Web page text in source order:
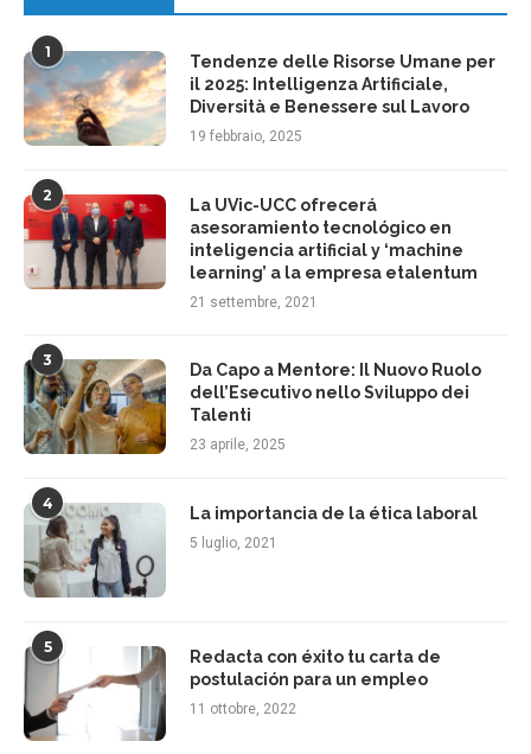
1
Tendenze delle Risorse Umane per
il 2025: Intelligenza Artificiale,
Diversità e Benessere sul Lavoro
19 febbraio, 2025
2
La UVic-UCC ofrecerá
asesoramiento tecnológico en
inteligencia artificial y ‘machine
learning’ a la empresa etalentum
21 settembre, 2021
3
Da Capo a Mentore: Il Nuovo Ruolo
dell’Esecutivo nello Sviluppo dei
Talenti
23 aprile, 2025
4
La importancia de la ética laboral
5 luglio, 2021
5
Redacta con éxito tu carta de
postulación para un empleo
11 ottobre, 2022